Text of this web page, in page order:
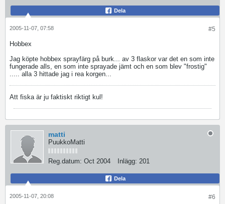
Dela
#5
2005-11-07, 07:58
Hobbex
Jag köpte hobbex sprayfärg på burk... av 3 flaskor var det en som inte
fungerade alls, en som inte sprayade jämt och en som blev "frostig"
..... alla 3 hittade jag i rea korgen...
Att fiska är ju faktiskt riktigt kul!
matti
PuukkoMatti
Reg.datum: Oct 2004 Inlägg: 201
Dela
#6
2005-11-07, 20:08